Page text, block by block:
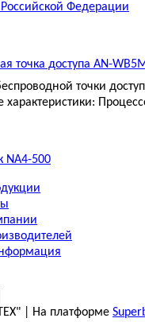
Федерации
точка доступа AN-
точки
характеристики:
NA4-500
| На платформе